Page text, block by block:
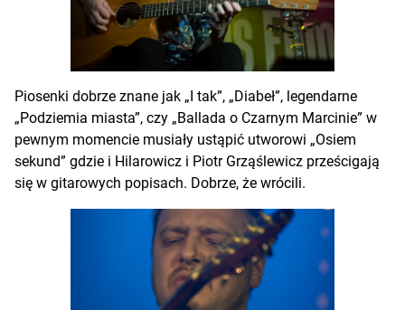
Piosenki dobrze znane jak „I tak”, „Diabeł”, legendarne
„Podziemia miasta”, czy „Ballada o Czarnym Marcinie” w
pewnym momencie musiały ustąpić utworowi „Osiem
sekund” gdzie i Hilarowicz i Piotr Grząślewicz prześcigają
się w gitarowych popisach. Dobrze, że wrócili.